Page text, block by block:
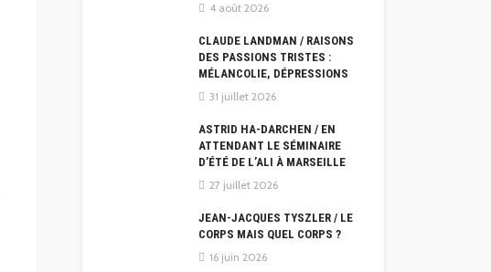
4 août 2026
CLAUDE LANDMAN / RAISONS
DES PASSIONS TRISTES :
MÉLANCOLIE, DÉPRESSIONS
31 juillet 2026
ASTRID HA-DARCHEN / EN
ATTENDANT LE SÉMINAIRE
D’ÉTÉ DE L’ALI À MARSEILLE
27 juillet 2026
JEAN-JACQUES TYSZLER / LE
CORPS MAIS QUEL CORPS ?
16 juin 2026